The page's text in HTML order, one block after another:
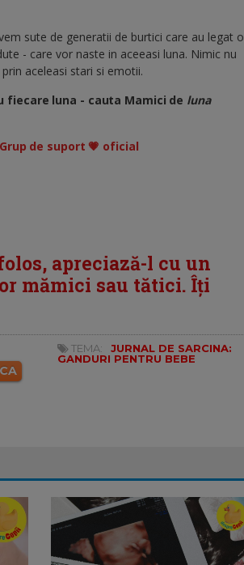
sute de generatii de burtici care au legat o
- care vor naste in aceeasi luna. Nimic nu
aceleasi stari si emotii.
fiecare luna - cauta Mamici de luna
de suport 💗 oficial
apreciază-l cu un
mămici sau tătici. Îți
TEMA:
JURNAL DE SARCINA:
GANDURI PENTRU BEBE